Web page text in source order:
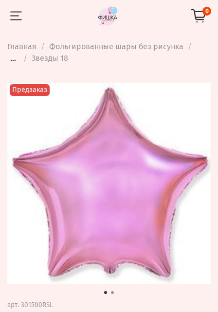
0
Главная
Фольгированные шары без рисунка
...
Звезды 18
Предзаказ
арт. 301500RSL